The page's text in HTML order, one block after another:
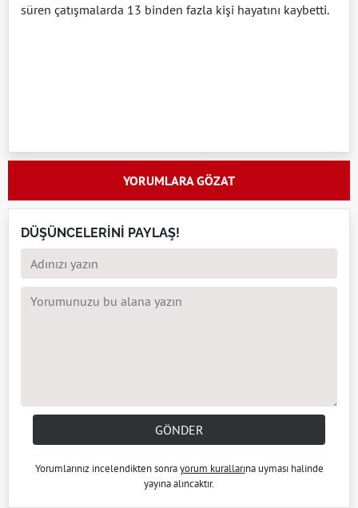
süren çatışmalarda 13 binden fazla kişi hayatını kaybetti.
YORUMLARA GÖZAT
DÜŞÜNCELERİNİ PAYLAŞ!
GÖNDER
Yorumlarınız incelendikten sonrayorum kurallarına uyması halinde
yayına alıncaktır.